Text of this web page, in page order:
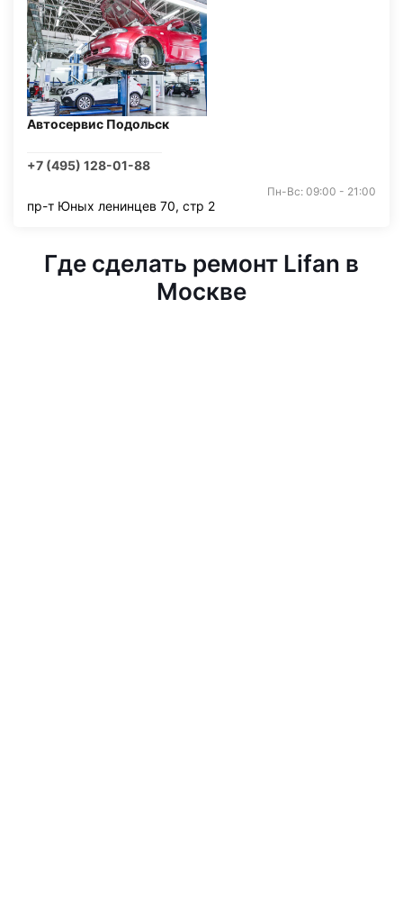
Автосервис Подольск
+7 (495) 128-01-88
Пн-Вс: 09:00 - 21:00
пр-т Юных ленинцев 70, стр 2
Где сделать ремонт Lifan в
Москве